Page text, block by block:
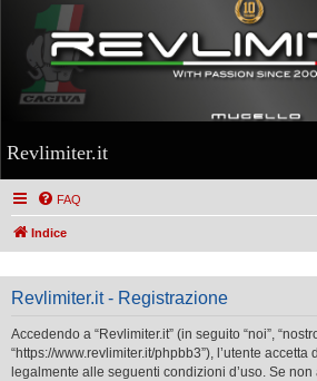
Revlimiter.it
FAQ
Indice
Revlimiter.it - Registrazione
Accedendo a “Revlimiter.it” (in seguito “noi”,
“https://www.revlimiter.it/phpbb3”), l’utente
legalmente alle seguenti condizioni d’uso. Se